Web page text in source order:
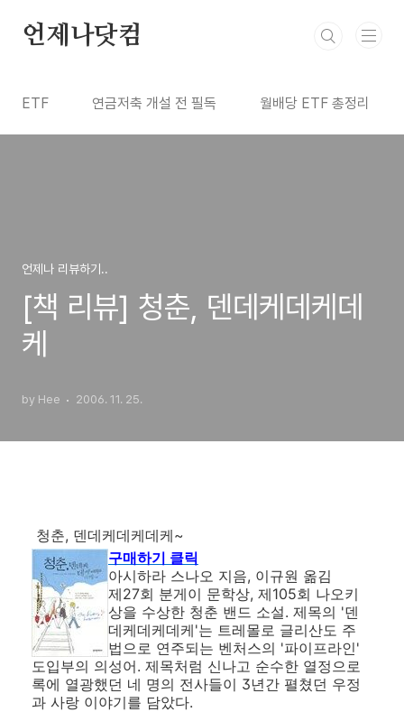
언제나닷컴
ETF 연금저축 개설 전 필독 월배당 ETF 총정리
언제나 리뷰하기..
[책 리뷰] 청춘, 덴데케데케데
케
by Hee 2006. 11. 25.
청춘, 덴데케데케데케~
구매하기 클릭
아시하라 스나오 지음, 이규원 옮김
제27회 분게이 문학상, 제105회 나오키
상을 수상한 청춘 밴드 소설. 제목의 '덴
데케데케데케'는 트레몰로 글리산도 주
법으로 연주되는 벤처스의 '파이프라인'
도입부의 의성어. 제목처럼 신나고 순수한 열정으로
록에 열광했던 네 명의 전사들이 3년간 펼쳤던 우정
과 사랑 이야기를 담았다.